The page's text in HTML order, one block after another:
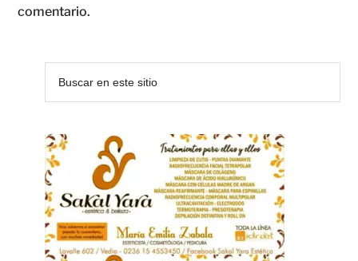
comentario.